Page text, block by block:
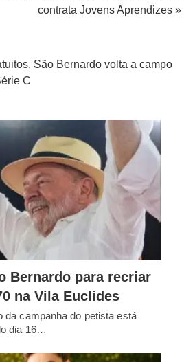
contrata Jovens Aprendizes »
São Bernardo volta a campo
C
Bernardo para recriar
na Vila Euclides
da campanha do petista está
dia 16…